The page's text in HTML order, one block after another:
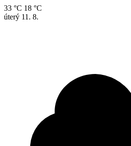
33 °C 18 °C
úterý 11. 8.